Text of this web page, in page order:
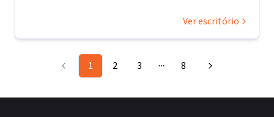
Ver escritório
1 2 3 More pages
8